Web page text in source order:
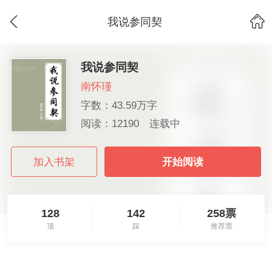
我说参同契
我说参同契
南怀瑾
字数：43.59万字
阅读：12190
连载中
加入书架 开始阅读
128
顶
142
踩
258票
推荐票